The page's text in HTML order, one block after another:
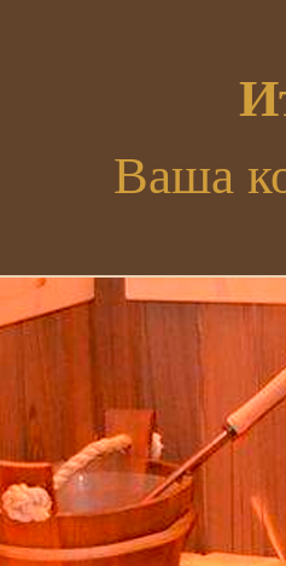
Ваша